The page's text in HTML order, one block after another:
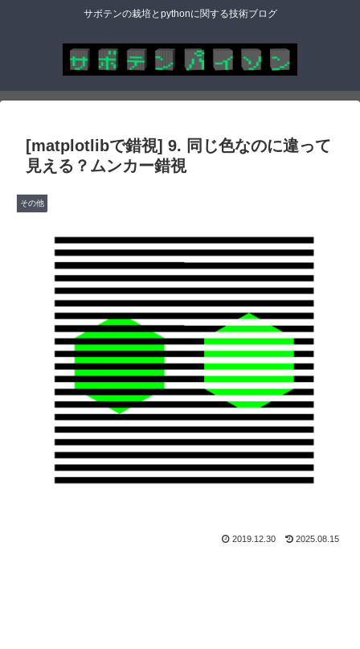
サボテンの栽培とpythonに関する技術ブログ
[matplotlibで錯視] 9. 同じ色なのに違って
見える？ムンカー錯視
その他
2019.12.30 2025.08.15